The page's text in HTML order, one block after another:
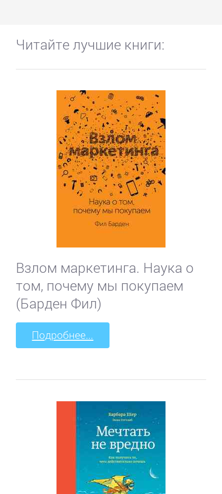
Читайте лучшие книги:
Взлом маркетинга. Наука о
том, почему мы покупаем
(Барден Фил)
Подробнее...